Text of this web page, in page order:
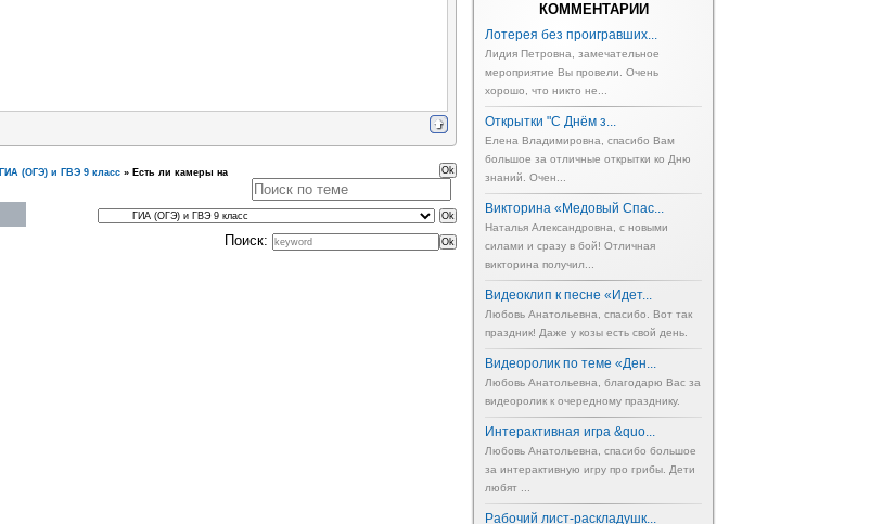
ГИА (ОГЭ) и ГВЭ 9 класс » Есть ли камеры на
Поиск:
КОММЕНТАРИИ
Лотерея без проигравших...
Лидия Петровна, замечательное
мероприятие Вы провели. Очень
хорошо, что никто не...
Открытки "С Днём з...
Елена Владимировна, спасибо Вам
большое за отличные открытки ко Дню
знаний. Очен...
Викторина «Медовый Спас...
Наталья Александровна, с новыми
силами и сразу в бой! Отличная
викторина получил...
Видеоклип к песне «Идет...
Любовь Анатольевна, спасибо. Вот так
праздник! Даже у козы есть свой день.
Видеоролик по теме «Ден...
Любовь Анатольевна, благодарю Вас за
видеоролик к очередному празднику.
Интерактивная игра &quo...
Любовь Анатольевна, спасибо большое
за интерактивную игру про грибы. Дети
любят ...
Рабочий лист-раскладушк...